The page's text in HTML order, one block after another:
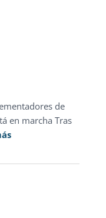
de
en marcha Tras
:
julio